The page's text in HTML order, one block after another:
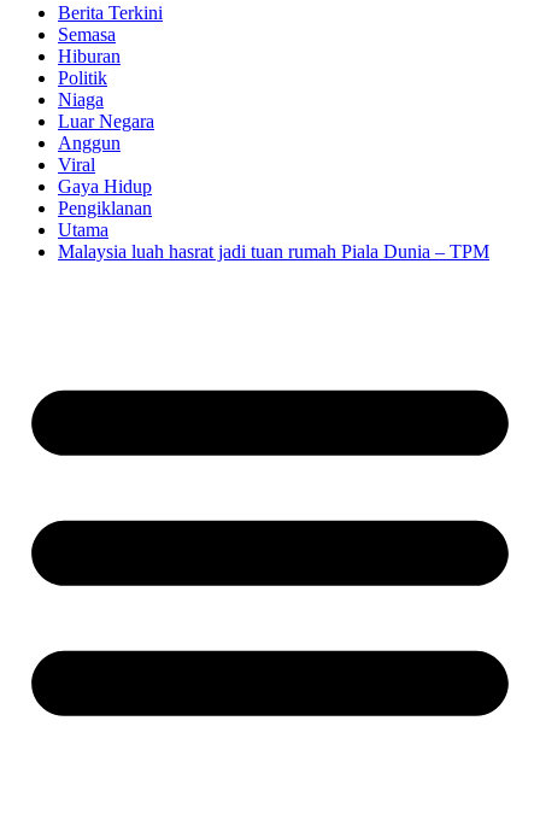
Berita Terkini
Semasa
Hiburan
Politik
Niaga
Luar Negara
Anggun
Viral
Gaya Hidup
Pengiklanan
Utama
Malaysia luah hasrat jadi tuan rumah Piala Dunia – TPM